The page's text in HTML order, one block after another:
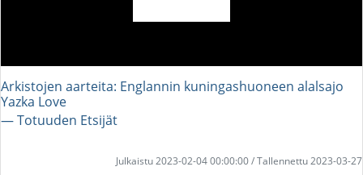
Arkistojen aarteita: Englannin kuningashuoneen alalsajo
Yazka Love
― Totuuden Etsijät
Julkaistu 2023-02-04 00:00:00 / Tallennettu 2023-03-27